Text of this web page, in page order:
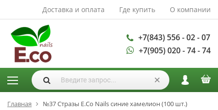
Доставка и оплата Где купить О компании
+7(843) 556 - 02 - 07
+7(905) 020 - 74 - 74
АКСЕССУАРЫ И
РАСХОДНЫЕ
МАТЕРИАЛЫ
Аксессуары
Запасные
лампы
Кисти
Одноразовая
Главная №37 Стразы E.Co Nails синие хамелион (100 шт.)